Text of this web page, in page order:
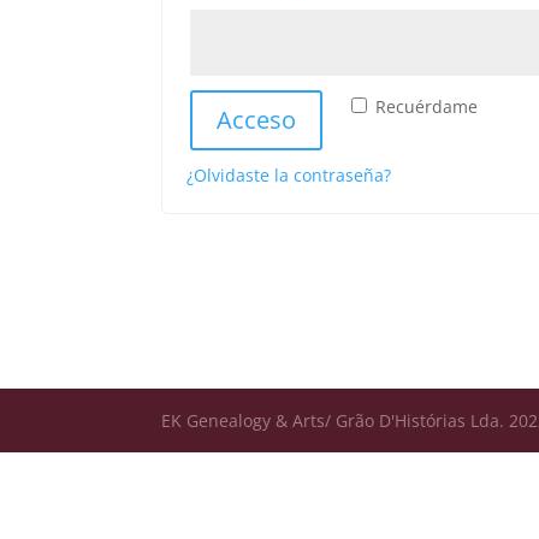
Recuérdame
Acceso
¿Olvidaste la contraseña?
EK Genealogy & Arts/ Grão D'Histórias Lda.